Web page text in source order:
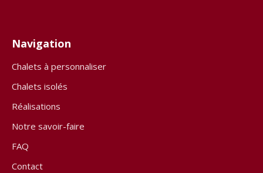
Navigation
Chalets à personnaliser
Chalets isolés
Réalisations
Notre savoir-faire
FAQ
Contact